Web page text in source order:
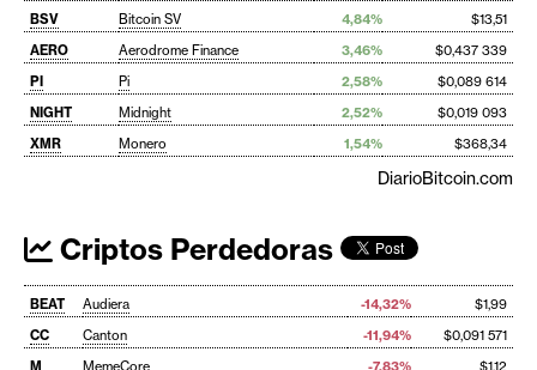
BSV Bitcoin SV 4,84%
$13,51
AERO
Aerodrome Finance 3,46%
$0,437 339
PI
Pi 2,58%
$0,089 614
NIGHT
Midnight 2,52%
$0,019 093
XMR
Monero 1,54% $368,34
DiarioBitcoin.com
Criptos Perdedoras
BEAT Audiera -14,32%
$1,99
CC
Canton -11,94%
$0,091 571
M
MemeCore -7,83%
$1,12